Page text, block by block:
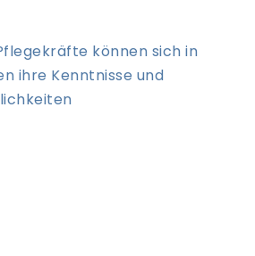
können sich in
ihre Kenntnisse und